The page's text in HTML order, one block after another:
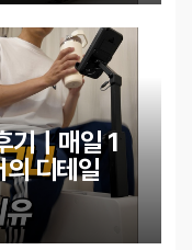
기｜매일 1
의 디테일